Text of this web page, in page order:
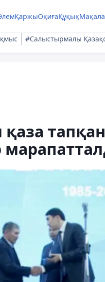
ҚаржыОқиғаҚұқық
#Салыстырмалы
тапқан